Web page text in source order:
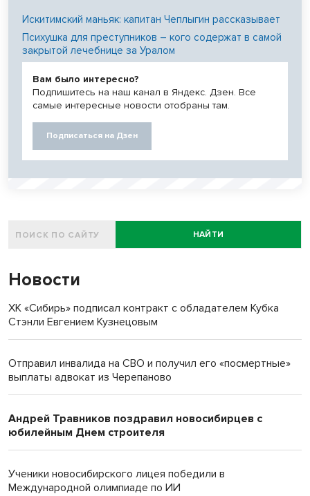
Искитимский маньяк: капитан Чеплыгин рассказывает
Психушка для преступников – кого содержат в самой
закрытой лечебнице за Уралом
Вам было интересно?
Подпишитесь на наш канал в Яндекс. Дзен. Все
самые интересные новости отобраны там.
Подписаться на Дзен
НАЙТИ
Новости
ХК «Сибирь» подписал контракт с обладателем Кубка
Стэнли Евгением Кузнецовым
Отправил инвалида на СВО и получил его «посмертные»
выплаты адвокат из Черепаново
Андрей Травников поздравил новосибирцев с
юбилейным Днем строителя
Ученики новосибирского лицея победили в
Международной олимпиаде по ИИ